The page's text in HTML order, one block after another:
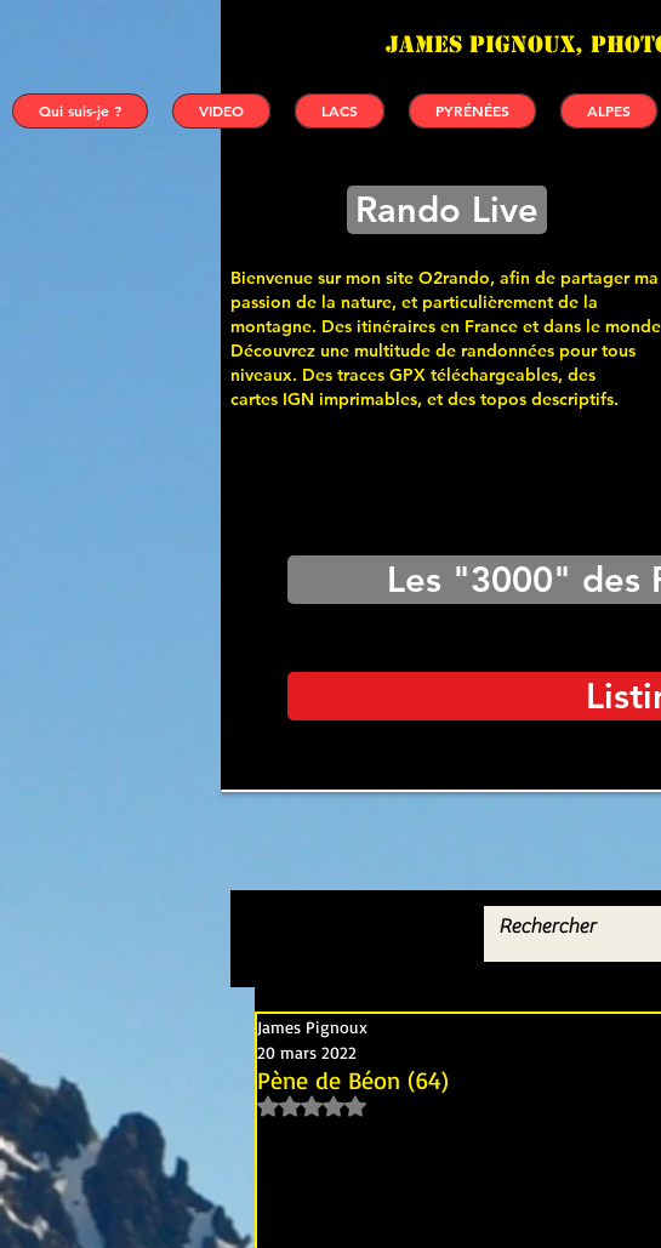
James PIGNOUX,
Qui suis-je ? VIDEO LACS PYRÉNÉES ALPES
Rando Live
Bienvenue sur mon site O2rando, afin de partager ma
passion de la nature, et particulièrement de la
montagne. Des itinéraires en France et dans le
Découvrez une multitude de randonnées pour tous
niveaux. Des traces GPX téléchargeables, des
cartes IGN imprimables, et des topos descriptifs.
Les "3000" des
Pène de Béon (64)
James Pignoux
20 mars 2022
Noté NaN étoiles sur 5.